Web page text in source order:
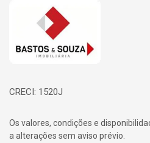
Página inicial
CRECI: 1520J
Os valores, condições e
a alterações sem aviso prévio.